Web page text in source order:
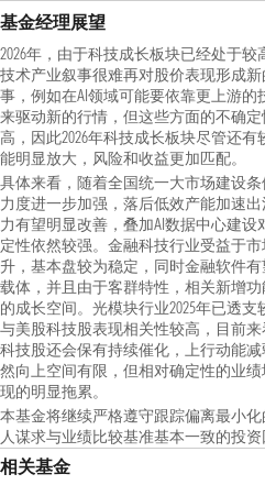
基金经理展望
2026年，由于科技成长板块已经处于
技术产业叙事很难再对股价表现形成
事，例如在AI领域可能要依靠更上游
来驱动新的行情，但这些方面的不确
高，因此2026年科技成长板块尽管还
能明显放大，风险和收益更加匹配。
具体来看，随着全国统一大市场建设
力度进一步加强，落后低效产能加速
力有望明显改善，叠加AI数据中心建
定性依然较强。金融科技行业受益于
升，基本盘较为稳定，同时金融软件有
载体，并且由于客群特性，相关新增
的成长空间。光模块行业2025年已透
与美股科技股表现相关性较高，目前
科技股还会保有持续催化，上行动能
然向上空间有限，但相对确定性的业
现的明显拖累。
本基金将继续严格遵守跟踪偏离最小
人谋求与业绩比较基准基本一致的投资
相关基金